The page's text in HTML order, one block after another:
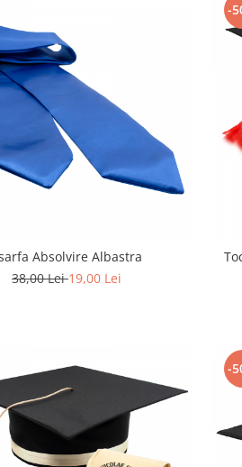
Absolvire Albastra
38,00 Lei19,00 Lei
-
-